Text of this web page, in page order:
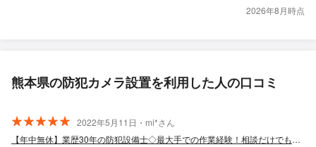
2026年8月時点
熊本県の防犯カメラ設置を利用した人の口コミ
2022年5月11日・mi*さん
【年中無休】業歴30年の防犯設備士◇最大手での作業経験！相談だけでも大丈夫です！